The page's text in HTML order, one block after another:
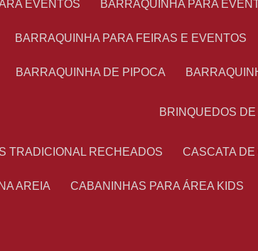
EVENTOS BARRAQUINHA PARA
BARRAQUINHA PARA FEIRAS E EVENTOS
BARRAQUINHA DE PIPOCA
BRINQUEDOS
TRADICIONAL RECHEADOS CASCATA
AREIA CABANINHAS PARA ÁREA KIDS